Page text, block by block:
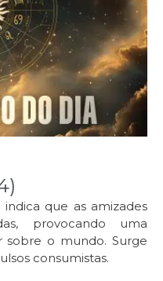
que as amizades
provocando uma
sobre o mundo. Surge
consumistas.